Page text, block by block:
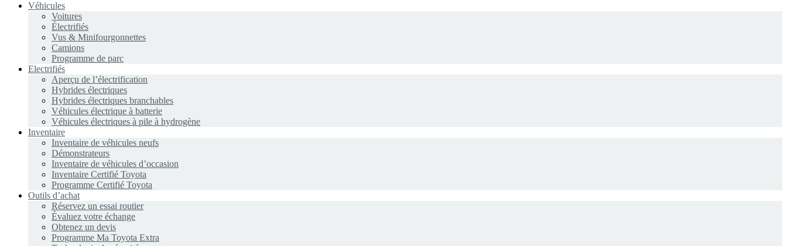
Véhicules
Voitures
Électrifiés
Vus & Minifourgonnettes
Camions
Programme de parc
Electrifiés
Aperçu de l’électrification
Hybrides électriques
Hybrides électriques branchables
Véhicules électrique à batterie
Véhicules électriques à pile à hydrogène
Inventaire
Inventaire de véhicules neufs
Démonstrateurs
Inventaire de véhicules d’occasion
Inventaire Certifié Toyota
Programme Certifié Toyota
Outils d’achat
Réservez un essai routier
Évaluez votre échange
Obtenez un devis
Programme Ma Toyota Extra